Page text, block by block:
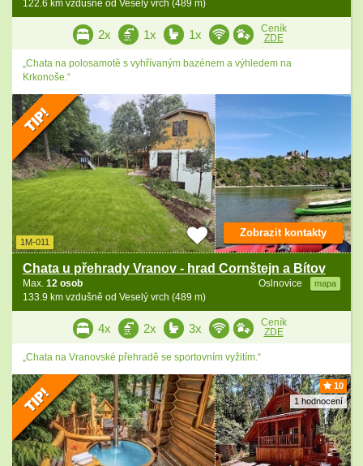
122.6 km vzdušně od Veselý vrch (489 m)
2x 1x 1x
Ceník
ZDE
„Chata na polosamotě s vyhřívaným bazénem a výhledem na
Krkonoše.“
1M-011
Chata u přehrady Vranov - hrad Cornštejn a Bítov
Oslnovice mapa
Max. 12 osob
133.9 km vzdušně od Veselý vrch (489 m)
Zobrazit kontakty
4x 2x 3x
Ceník
ZDE
„Chata na Vranovské přehradě se sportovním vyžitím.“
10
1 hodnocení